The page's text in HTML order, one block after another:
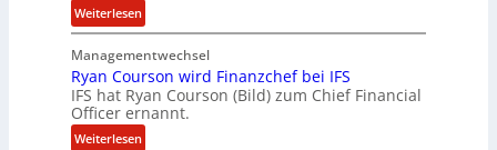
t
e
n
z
u
s
a
Weiterlesen:
L
ö
s
e
g
e
Managementwechsel
Ryan Courson wird Finanzchef bei IFS
IFS hat Ryan Courson (Bild) zum Chief Financial
Officer ernannt.
Weiterlesen: